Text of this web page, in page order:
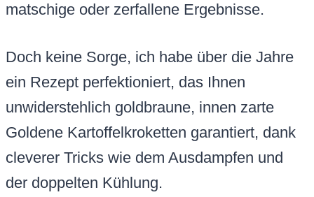
matschige oder zerfallene Ergebnisse.
Doch keine Sorge, ich habe über die Jahre
ein Rezept perfektioniert, das Ihnen
unwiderstehlich goldbraune, innen zarte
Goldene Kartoffelkroketten garantiert, dank
cleverer Tricks wie dem Ausdampfen und
der doppelten Kühlung.